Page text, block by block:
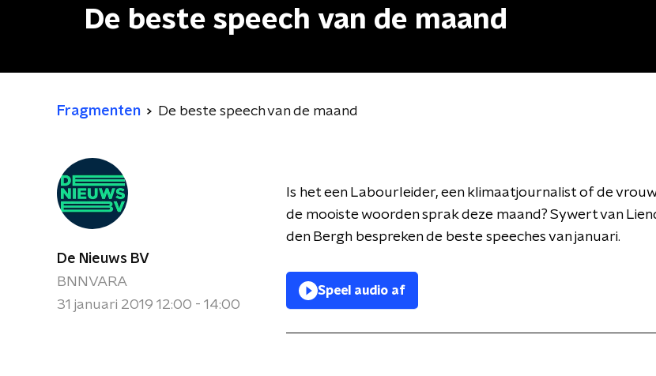
De beste speech van de maand
Fragmenten De beste speech van de maand
De Nieuws BV
BNNVARA
31 januari 2019 12:00 - 14:00
Is het een Labourleider, een klimaatjournalist of de
de mooiste woorden sprak deze maand? Sywert van
den Bergh bespreken de beste speeches van januari.
Speel audio af